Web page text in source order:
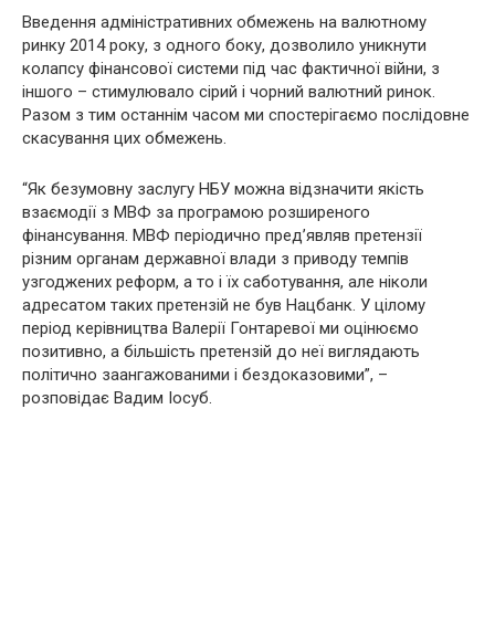
Введення адміністративних обмежень на валютному
ринку 2014 року, з одного боку, дозволило уникнути
колапсу фінансової системи під час фактичної війни, з
іншого – стимулювало сірий і чорний валютний ринок.
Разом з тим останнім часом ми спостерігаємо послідовне
скасування цих обмежень.
“Як безумовну заслугу НБУ можна відзначити якість
взаємодії з МВФ за програмою розширеного
фінансування. МВФ періодично пред’являв претензії
різним органам державної влади з приводу темпів
узгоджених реформ, а то і їх саботування, але ніколи
адресатом таких претензій не був Нацбанк. У цілому
період керівництва Валерії Гонтаревої ми оцінюємо
позитивно, а більшість претензій до неї виглядають
політично заангажованими і бездоказовими”, –
розповідає Вадим Іосуб.